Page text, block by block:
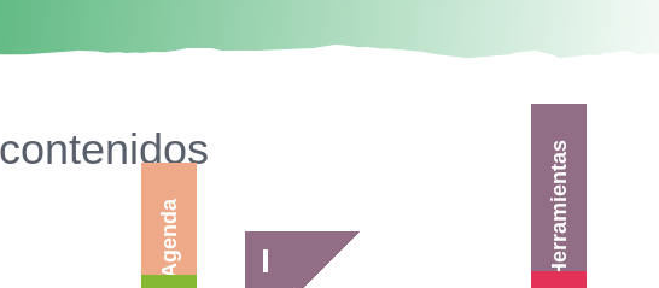
Agenda Herramientas